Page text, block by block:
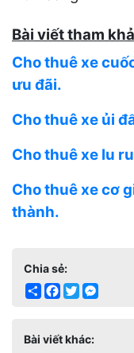
Bài viết tham
Cho thuê xe
ưu đãi.
Cho thuê xe ủi
Cho thuê xe lu
Cho thuê xe cơ
thành.
Chia sẻ:
ShareFacebook
Twitter
Bài viết khác: